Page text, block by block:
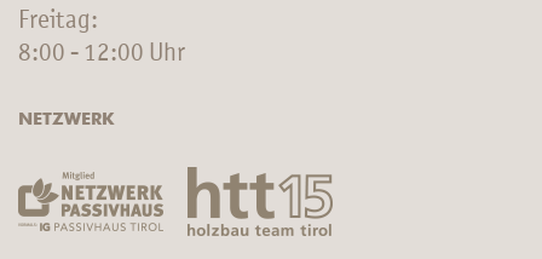
Freitag:
8:00 - 12:00 Uhr
NETZWERK